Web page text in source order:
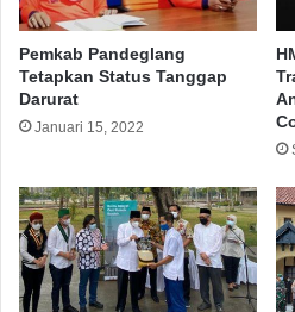
Pemkab Pandeglang
Tetapkan Status Tanggap
Darurat
Januari 15, 2022